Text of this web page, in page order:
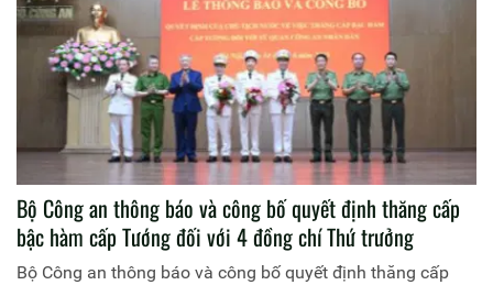
Bộ Công an thông báo và công bố quyết định thăng cấp
bậc hàm cấp Tướng đối với 4 đồng chí Thứ trưởng
Bộ Công an thông báo và công bố quyết định thăng cấp